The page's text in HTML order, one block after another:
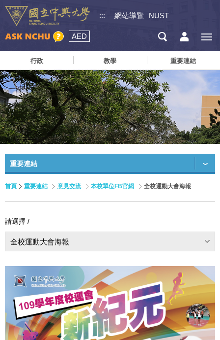
::: 網站導覽 NUST
AED
行政 教學 重要連結
重要連結
首頁 重要連結 意見交流 本校單位FB官網 全校運動大會海報
請選擇 /
全校運動大會海報